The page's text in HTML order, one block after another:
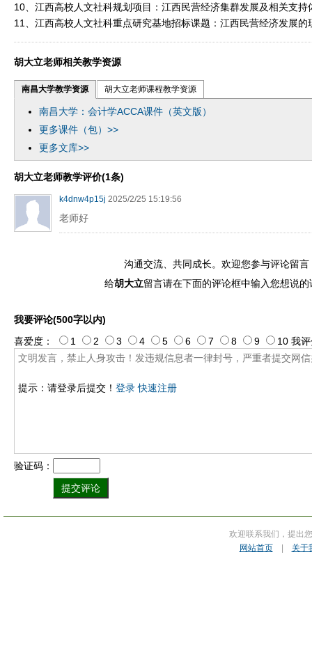
10、江西高校人文社科规划项目：江西民营经济集群发展及相关支持
11、江西高校人文社科重点研究基地招标课题：江西民营经济发展的
胡大立老师相关教学资源
南昌大学教学资源 胡大立老师课程教学资源
南昌大学：会计学ACCA课件（英文版）
更多课件（包）>>
更多文库>>
胡大立老师教学评价(1条)
k4dnw4p15j 2025/2/25 15:19:56
老师好
沟通交流、共同成长。欢迎您参与评论留言
给胡大立留言请在下面的评论框中输入您想说的
我要评论(500字以内)
提示：请登录后提交！ 登录 快速注册
喜爱度： 1 2 3 4 5 6 7 8 9 10 我评
验证码：
欢迎联系我们，提出
网站首页| 关于